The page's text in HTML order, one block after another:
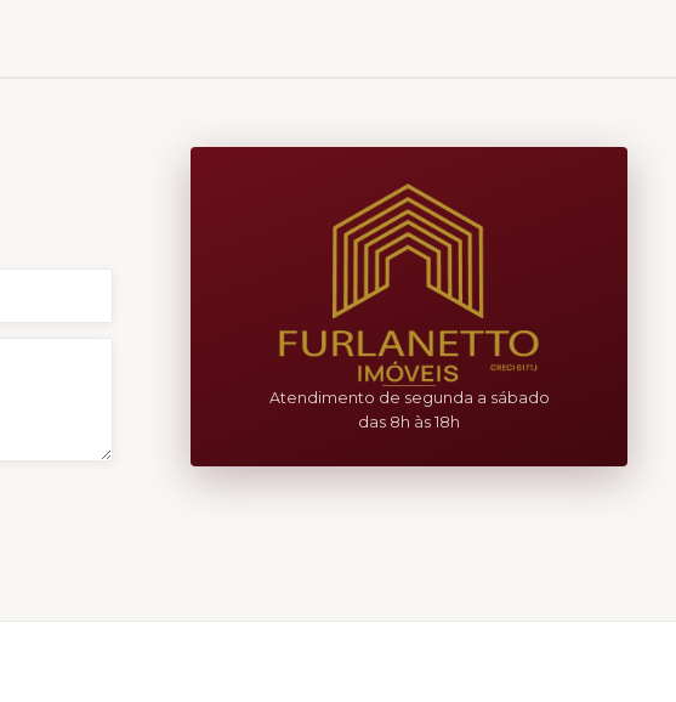
Atendimento de segunda a sábado
das 8h às 18h